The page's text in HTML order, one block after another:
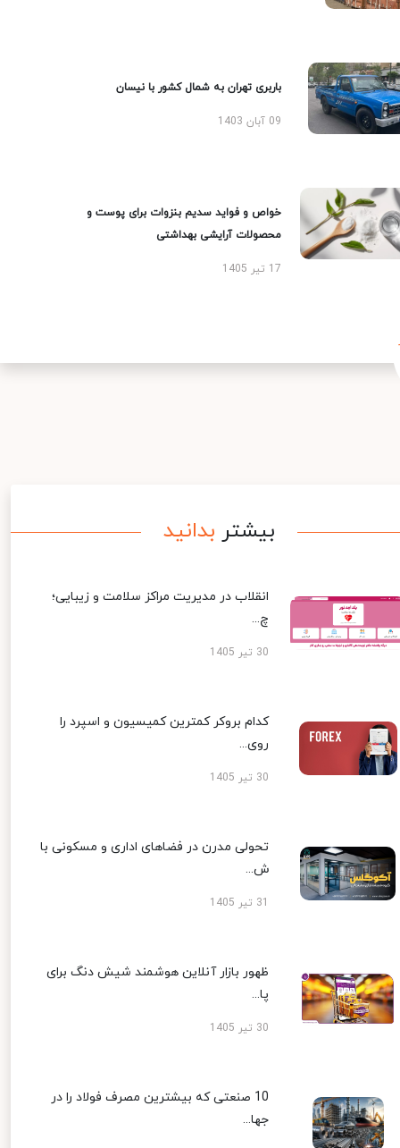
باربری تهران به شمال کشور با نیسان
09 آبان 1403
خواص و فواید سدیم بنزوات برای پوست و
محصولات آرایشی بهداشتی
17 تیر 1405
بیشتر بدانید
انقلاب در مدیریت مراکز سلامت و زیبایی؛
چ...
30 تیر 1405
کدام بروکر کمترین کمیسیون و اسپرد را
روی...
30 تیر 1405
تحولی مدرن در فضاهای اداری و مسکونی با
ش...
ظهور بازار آنلاین هوشمند شیش دنگ برای
پا...
30 تیر 1405
10 صنعتی که بیشترین مصرف فولاد را در
جها...